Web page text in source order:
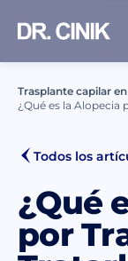
Apellido *
Trasplante capilar
¿Qué es la Alopecia
Todos los
¿Qué
por